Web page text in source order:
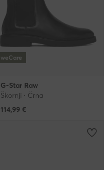
weCare
G-Star Raw
Škornji · Črna
114,99 €